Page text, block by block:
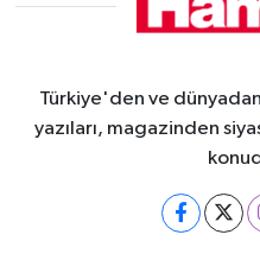
Türkiye'den ve
yazıları, magazinden